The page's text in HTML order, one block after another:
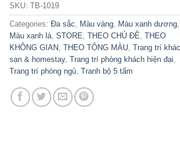
SKU: TB-1019
Categories: Đa sắc Màu vàng Màu xanh dương
Màu xanh lá STORE THEO CHỦ ĐỀ THEO
KHÔNG GIAN THEO TÔNG MÀU Trang trí
sạn & homestay, Trang trí phòng khách hiện đại
Trang trí phòng ngủ Tranh bộ 5 tấm